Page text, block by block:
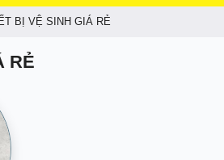
BỊ VỆ SINH GIÁ RẺ
RẺ